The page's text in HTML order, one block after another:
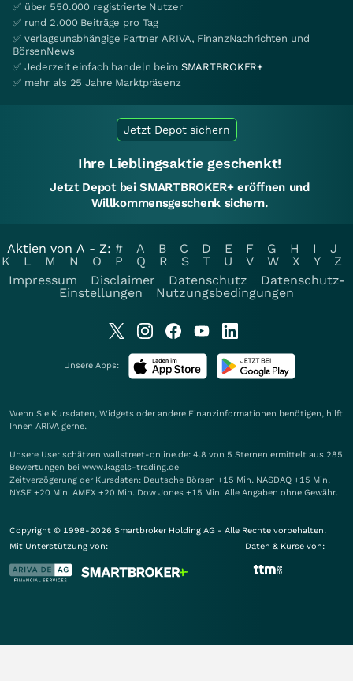
✅ über 550.000 registrierte Nutzer
✅ rund 2.000 Beiträge pro Tag
✅ verlagsunabhängige Partner ARIVA, FinanzNachrichten und
BörsenNews
✅ Jederzeit einfach handeln beim SMARTBROKER+
✅ mehr als 25 Jahre Marktpräsenz
Jetzt Depot sichern
Ihre Lieblingsaktie geschenkt!
Jetzt Depot bei SMARTBROKER+ eröffnen und
Willkommensgeschenk sichern.
Aktien von A - Z: # A B C D E F G H I
J
K
L M N O P Q R S T U V W X Y
Z
Impressum
Disclaimer Datenschutz
Datenschutz-
Einstellungen
Nutzungsbedingungen
Unsere Apps:
Wenn Sie Kursdaten, Widgets oder andere Finanzinformationen benötigen, hilft
Ihnen ARIVA gerne.
Unsere User schätzen wallstreet-online.de: 4.8 von 5 Sternen ermittelt aus 285
Bewertungen bei www.kagels-trading.de
Zeitverzögerung der Kursdaten: Deutsche Börsen +15 Min. NASDAQ +15 Min.
NYSE +20 Min. AMEX +20 Min. Dow Jones +15 Min. Alle Angaben ohne Gewähr.
Copyright © 1998-2026 Smartbroker Holding AG - Alle Rechte vorbehalten.
Mit Unterstützung von:
Daten & Kurse von: